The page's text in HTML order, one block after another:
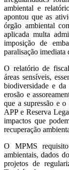
ambiental e
apontou que as
órgão ambiental
aplicada multa
imposição de
paralisação imediata
O relatório de
áreas sensíveis,
biodiversidade e da
erosão e
que a supressão e
APP e Reserva
impactos que
recuperação
O MPMS
ambientais, dados
projetos de